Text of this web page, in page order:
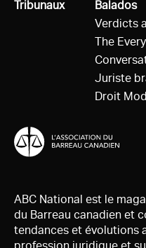
Tous
Tribunaux Tous
Balados
Verdicts
The
Juriste
Droit
ABC National est le
du Barreau canadien et
tendances et évolutions